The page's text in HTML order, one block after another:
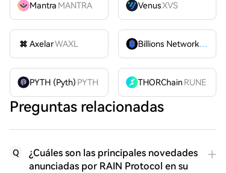
Mantra MANTRA VenusXVS
AxelarWAXL Billions Network
BILL
PYTH (Pyth) PYTH THORChain RUNE
Preguntas relacionadas
Q
¿Cuáles son las principales novedades
anunciadas por RAIN Protocol en su